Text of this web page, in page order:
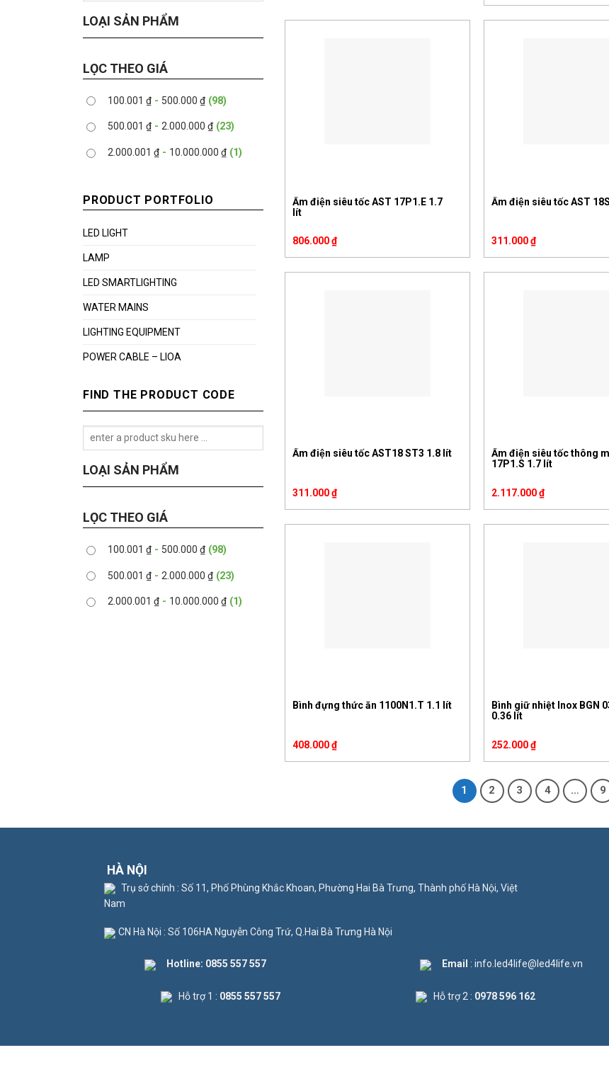
LOẠI SẢN PHẨM
LỌC THEO GIÁ
100.001 ₫ - 500.000 ₫ (98)
500.001 ₫ - 2.000.000 ₫ (23)
2.000.001 ₫ - 10.000.000 ₫ (1)
PRODUCT PORTFOLIO
LED LIGHT
LAMP
LED SMARTLIGHTING
WATER MAINS
LIGHTING EQUIPMENT
POWER CABLE – LIOA
FIND THE PRODUCT CODE
LOẠI SẢN PHẨM
LỌC THEO GIÁ
100.001 ₫ - 500.000 ₫ (98)
500.001 ₫ - 2.000.000 ₫ (23)
2.000.001 ₫ - 10.000.000 ₫ (1)
Ấm điện siêu tốc AST 17P1.E 1.7
lít
806.000₫
Ấm điện siêu tốc AST
311.000₫
Ấm điện siêu tốc AST18 ST3 1.8 lít
311.000₫
Ấm điện siêu tốc thông
17P1.S 1.7 lít
2.117.000₫
Bình đựng thức ăn 1100N1.T 1.1 lít
408.000₫
Bình giữ nhiệt Inox BGN
0.36 lít
252.000₫
1 2 3 4 … 9
HÀ NỘI
Trụ sở chính : Số 11, Phố Phùng Khắc Khoan, Phường Hai Bà Trưng, Thành phố Hà Nội, Việt
Nam
CN Hà Nội : Số 106HA Nguyễn Công Trứ, Q.Hai Bà Trưng Hà Nội
Hotline: 0855 557 557 Email : info.led4life@led4life.vn
Hỗ trợ 1 : 0855 557 557 Hỗ trợ 2 : 0978 596 162